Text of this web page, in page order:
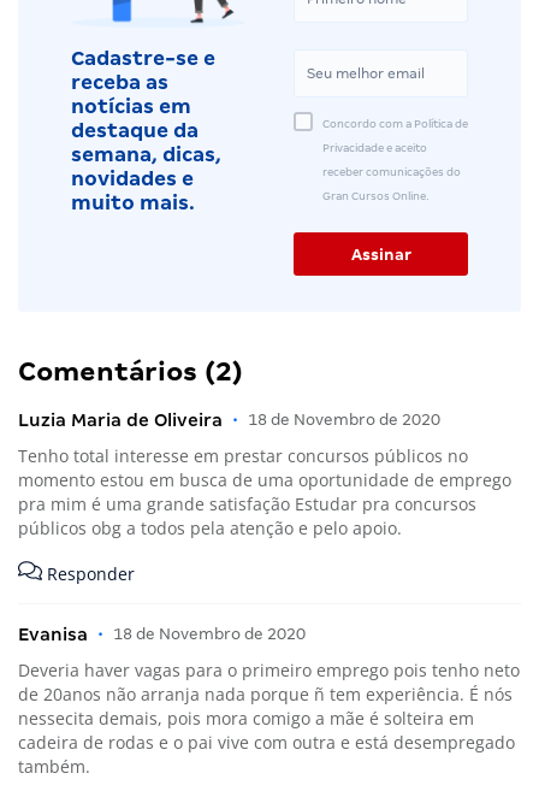
Cadastre-se e
receba as
notícias em
destaque da
semana, dicas,
novidades e
muito mais.
Concordo com a Política de
Privacidade e aceito
receber comunicações do
Gran Cursos Online.
Comentários (2)
Luzia Maria de Oliveira • 18 de Novembro de 2020
Tenho total interesse em prestar concursos públicos no
momento estou em busca de uma oportunidade de emprego
pra mim é uma grande satisfação Estudar pra concursos
públicos obg a todos pela atenção e pelo apoio.
Responder
Evanisa • 18 de Novembro de 2020
Deveria haver vagas para o primeiro emprego pois tenho neto
de 20anos não arranja nada porque ñ tem experiência. É nós
nessecita demais, pois mora comigo a mãe é solteira em
cadeira de rodas e o pai vive com outra e está desempregado
também.